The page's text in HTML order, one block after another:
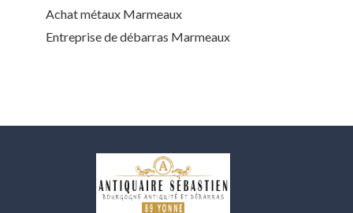
Achat métaux Marmeaux
Entreprise de débarras Marmeaux